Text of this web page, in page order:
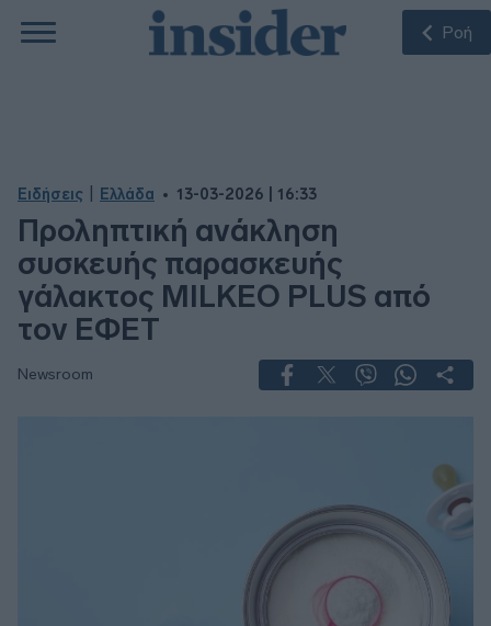
Ροή
Ειδήσεις Ελλάδα 13-03-2026 | 16:33
Προληπτική ανάκληση
συσκευής παρασκευής
γάλακτος MILKEO PLUS από
τον ΕΦΕΤ
Newsroom